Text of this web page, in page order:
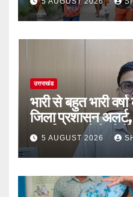
चुके
उत्तराखंड
भारी से बहुत भारी
जिला प्रशासन अलर्ट,
अलर्ट पर रहने के
5 AUGUST 2026